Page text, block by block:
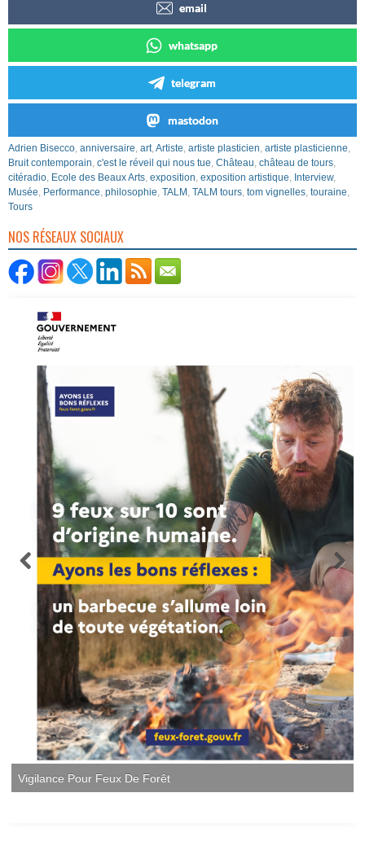
email
whatsapp
telegram
mastodon
Adrien Bisecco, anniversaire, art,Artiste, artiste plasticien, artiste plasticienne,
Bruit contemporain, c'est le réveil qui nous tue, Château, château de tours,
citéradio, Ecole des Beaux Arts, exposition, exposition artistique, Interview,
Musée, Performance, philosophie, TALM , TALM tours, tom vignelles, touraine,
Tours
NOS RÉSEAUX SOCIAUX